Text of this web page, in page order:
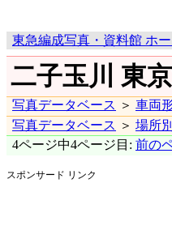
東急編成写真・資料館 ホー
二子玉川 東
写真データベース ＞ 車両
写真データベース ＞ 場所別
4ページ中4ページ目: 前の
スポンサード リンク